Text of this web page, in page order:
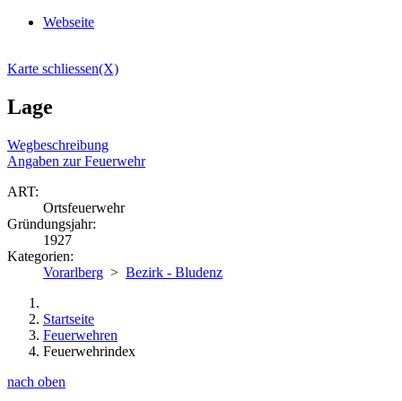
Webseite
Karte schliessen(X)
Lage
Wegbeschreibung
Angaben zur Feuerwehr
ART:
Ortsfeuerwehr
Gründungsjahr:
1927
Kategorien:
Vorarlberg > Bezirk - Bludenz
Startseite
Feuerwehren
Feuerwehrindex
nach oben